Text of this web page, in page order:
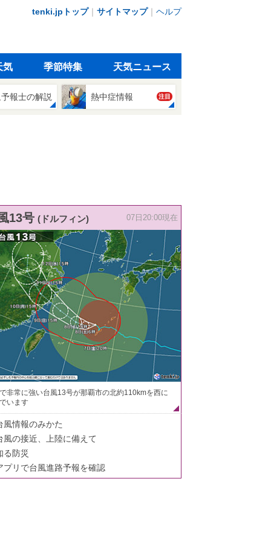
tenki.jpトップ｜ サイトマップ｜ ヘルプ
気 季節特集 天気ニュース
報士の解説 熱中症情報 注目
13号 (ドルフィン) 07日20:00現在
非常に強い台風13号が那覇市の北約110kmを西に
います
風情報のみかた
風の接近、上陸に備えて
る防災
プリで台風進路予報を確認